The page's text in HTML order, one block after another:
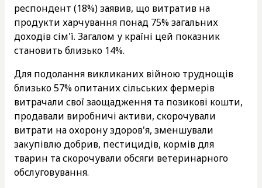
респондент (18%) заявив, що витратив на
продукти харчування понад 75% загальних
доходів сім'ї. Загалом у країні цей показник
становить близько 14%.
Для подолання викликаних війною труднощів
близько 57% опитаних сільських фермерів
витрачали свої заощадження та позикові кошти,
продавали виробничі активи, скорочували
витрати на охорону здоров'я, зменшували
закупівлю добрив, пестицидів, кормів для
тварин та скорочували обсяги ветеринарного
обслуговування.